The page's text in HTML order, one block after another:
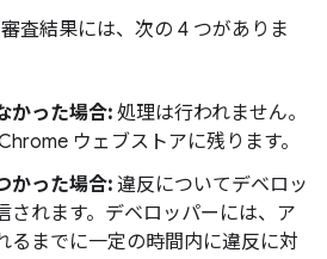
査結果には、次の 4 つがありま
かった場合: 処理は行われません。
ウェブストアに残ります。
かった場合: 違反についてデベロッ
されます。デベロッパーには、ア
るまでに一定の時間内に違反に対